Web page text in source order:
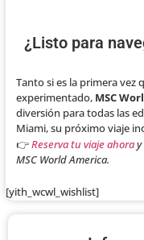
¿Listo para
Tanto si es la primera vez
experimentado, MSC
diversión para todas las
Miami, su próximo viaje
👉Reserva tu viaje ahoray
MSC World America.
[yith_wcwl_wishlist]